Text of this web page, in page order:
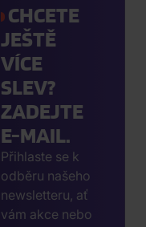
CHCETE
JEŠTĚ
VÍCE
SLEV?
ZADEJTE
E-MAIL.
Přihlaste se k
odběru našeho
newsletteru, ať
vám akce nebo